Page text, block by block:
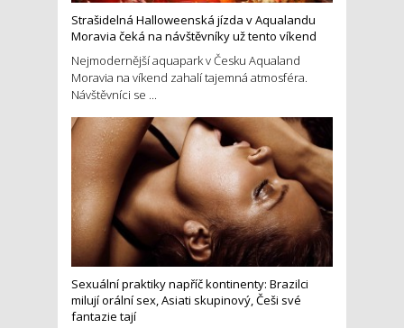
Strašidelná Halloweenská jízda v Aqualandu
Moravia čeká na návštěvníky už tento víkend
Nejmodernější aquapark v Česku Aqualand
Moravia na víkend zahalí tajemná atmosféra.
Návštěvníci se ...
Sexuální praktiky napříč kontinenty: Brazilci
milují orální sex, Asiati skupinový, Češi své
fantazie tají